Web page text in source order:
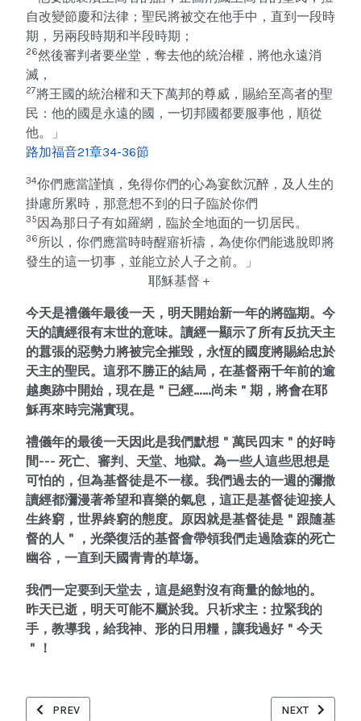
自改變節慶和法律；聖民將被交在他手中，直到一段時
期，另兩段時期和半段時期；
26然後審判者要坐堂，奪去他的統治權，將他永遠消
滅，
27將王國的統治權和天下萬邦的尊威，賜給至高者的聖
民：他的國是永遠的國，一切邦國都要服事他，順從
他。」
路加福音21章34-36節
34你們應當謹慎，免得你們的心為宴飲沉醉，及人生的
掛慮所累時，那意想不到的日子臨於你們
35 因為那日子有如羅網，臨於全地面的一切居民。
36所以，你們應當時時醒寤祈禱，為使你們能逃脫即將
發生的這一切事，並能立於人子之前。」
耶穌基督＋
今天是禮儀年最後一天，明天開始新一年的將臨期。今
天的讀經很有末世的意味。讀經一顯示了所有反抗天主
的囂張的惡勢力將被完全摧毁，永恆的國度將賜給忠於
天主的聖民。這邪不勝正的結局，在基督兩千年前的逾
越奧跡中開始，現在是＂已經……尚未＂期，將會在耶
穌再來時完滿實現。
禮儀年的最後一天因此是我們默想＂萬民四末＂的好時
間--- 死亡、審判、天堂、地獄。為一些人這些思想是
可怕的，但為基督徒是不一樣。我們過去的一週的彌撒
讀經都瀰漫著希望和喜樂的氣息，這正是基督徒迎接人
生終窮，世界終窮的態度。原因就是基督徒是＂跟隨基
督的人＂，光榮復活的基督會帶領我們走過陰森的死亡
幽谷，一直到天國青青的草塲。
我們一定要到天堂去，這是絕對沒有商量的餘地的。
昨天已逝，明天可能不屬於我。只祈求主：拉緊我的
手，教導我，給我神、形的日用糧，讓我過好＂今天
＂！
PREVIOUS ARTICLE: 20251130_將臨期第一主日甲年
PREV NEXT
NEXT